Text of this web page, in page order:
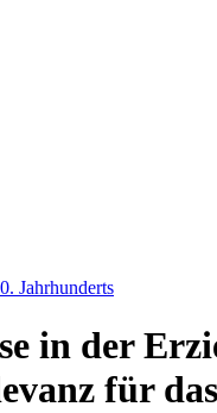
Jahrhunderts
in der
für